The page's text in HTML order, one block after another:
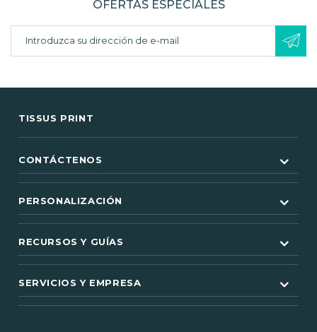
(61
OFERTAS ESPECIALES
TISSUS PRINT
CONTÁCTENOS
PERSONALIZACIÓN
RECURSOS Y GUÍAS
SERVICIOS Y EMPRESA